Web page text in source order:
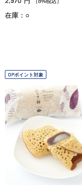
在庫：○
OPポイント対象